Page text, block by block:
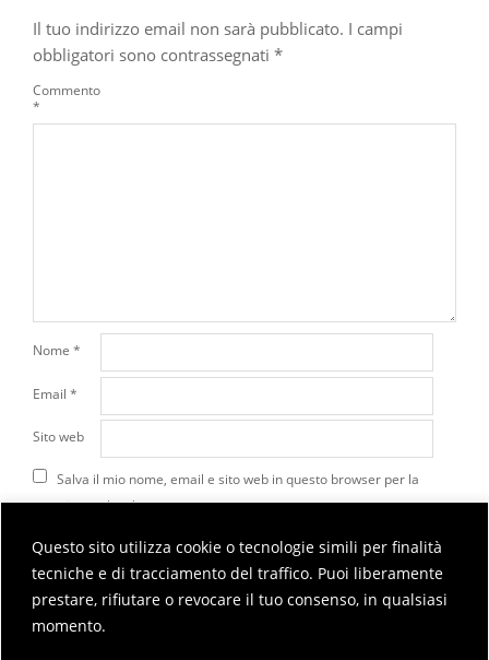
Questo sito utilizza cookie o tecnologie simili per finalità
tecniche e di tracciamento del traffico. Puoi liberamente
prestare, rifiutare o revocare il tuo consenso, in qualsiasi
momento.
Il tuo indirizzo email non sarà pubblicato. I campi
obbligatori sono contrassegnati *
Commento
*
Nome *
Email *
Sito web
Salva il mio nome, email e sito web in questo browser per la
prossima volta che commento.
Questo sito utilizza Akismet per ridurre lo spam.Scopri
come vengono elaborati i dati derivati dai commenti